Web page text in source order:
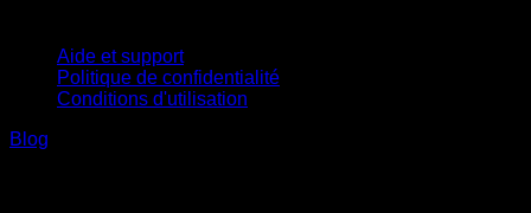
Aide et support
Politique de confidentialité
Conditions d'utilisation
Blog